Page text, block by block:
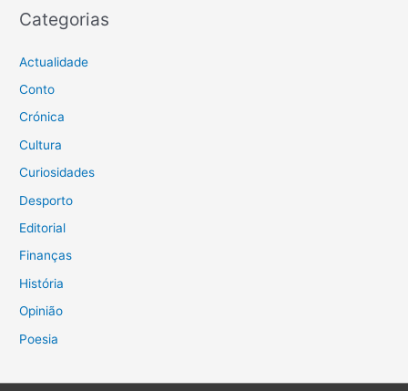
Categorias
Actualidade
Conto
Crónica
Cultura
Curiosidades
Desporto
Editorial
Finanças
História
Opinião
Poesia